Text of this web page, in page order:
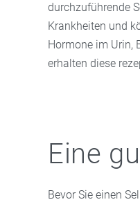
durchzuführende
Krankheiten und
Hormone im Urin,
erhalten diese
Eine
Bevor Sie einen